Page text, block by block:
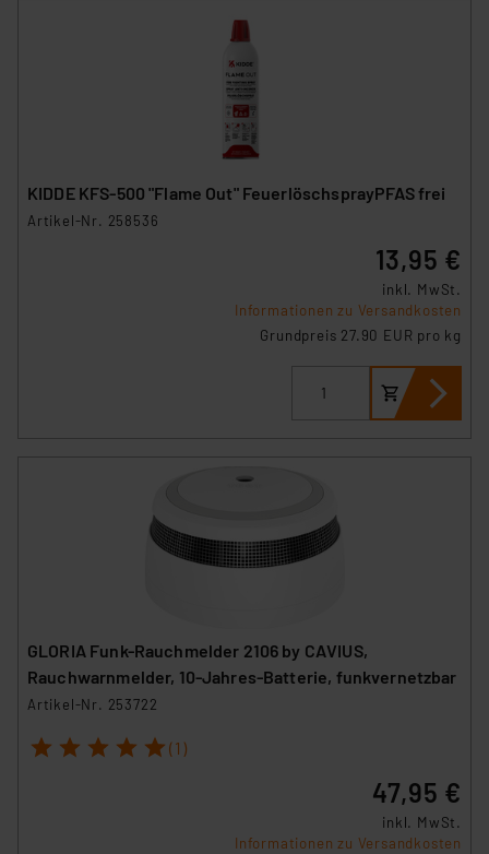
KIDDE KFS-500 "Flame Out" FeuerlöschsprayPFAS frei
Artikel-Nr. 258536
13,95 €
inkl. MwSt.
Informationen zu Versandkosten
Grundpreis 27.90 EUR pro kg
GLORIA Funk-Rauchmelder 2106 by CAVIUS,
Rauchwarnmelder, 10-Jahres-Batterie, funkvernetzbar
Artikel-Nr. 253722
1 2 3 4 5 (1)
47,95 €
inkl. MwSt.
Informationen zu Versandkosten